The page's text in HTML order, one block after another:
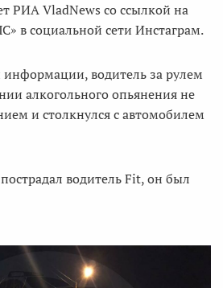
РИА VladNews со ссылкой на
в социальной сети Инстаграм.
водитель за рулем
алкогольного опьянения не
и столкнулся с автомобилем
водитель Fit, он был